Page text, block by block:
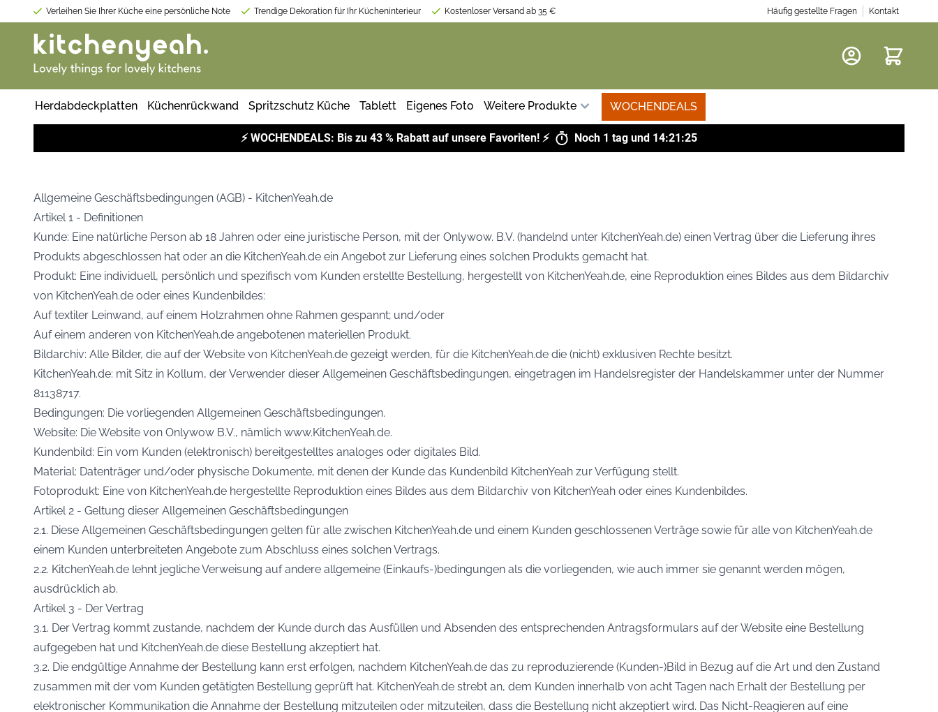
Verleihen Sie Ihrer Küche eine persönliche Note Trendige Dekoration für Ihr Kücheninterieur Kostenloser Versand ab 35 € Häufig gestellte Fragen Kontakt
Herdabdeckplatten Küchenrückwand Spritzschutz Küche Tablett Eigenes Foto Weitere Produkte WOCHENDEALS
⚡WOCHENDEALS: Bis zu 43 % Rabatt auf unsere Favoriten! ⚡ Noch 1 tag und 14:21:24
Allgemeine Geschäftsbedingungen (AGB) - KitchenYeah.de
Artikel 1 - Definitionen
Kunde: Eine natürliche Person ab 18 Jahren oder eine juristische Person, mit der Onlywow. B.V. (handelnd unter KitchenYeah.de) einen Vertrag über die Lieferung ihres
Produkts abgeschlossen hat oder an die KitchenYeah.de ein Angebot zur Lieferung eines solchen Produkts gemacht hat.
Produkt: Eine individuell, persönlich und spezifisch vom Kunden erstellte Bestellung, hergestellt von KitchenYeah.de, eine Reproduktion eines Bildes aus dem Bildarchiv
von KitchenYeah.de oder eines Kundenbildes:
Auf textiler Leinwand, auf einem Holzrahmen ohne Rahmen gespannt; und/oder
Auf einem anderen von KitchenYeah.de angebotenen materiellen Produkt.
Bildarchiv: Alle Bilder, die auf der Website von KitchenYeah.de gezeigt werden, für die KitchenYeah.de die (nicht) exklusiven Rechte besitzt.
KitchenYeah.de: mit Sitz in Kollum, der Verwender dieser Allgemeinen Geschäftsbedingungen, eingetragen im Handelsregister der Handelskammer unter der Nummer
81138717.
Bedingungen: Die vorliegenden Allgemeinen Geschäftsbedingungen.
Website: Die Website von Onlywow B.V., nämlich www.KitchenYeah.de.
Kundenbild: Ein vom Kunden (elektronisch) bereitgestelltes analoges oder digitales Bild.
Material: Datenträger und/oder physische Dokumente, mit denen der Kunde das Kundenbild KitchenYeah zur Verfügung stellt.
Fotoprodukt: Eine von KitchenYeah.de hergestellte Reproduktion eines Bildes aus dem Bildarchiv von KitchenYeah oder eines Kundenbildes.
Artikel 2 - Geltung dieser Allgemeinen Geschäftsbedingungen
2.1. Diese Allgemeinen Geschäftsbedingungen gelten für alle zwischen KitchenYeah.de und einem Kunden geschlossenen Verträge sowie für alle von KitchenYeah.de
einem Kunden unterbreiteten Angebote zum Abschluss eines solchen Vertrags.
2.2. KitchenYeah.de lehnt jegliche Verweisung auf andere allgemeine (Einkaufs-)bedingungen als die vorliegenden, wie auch immer sie genannt werden mögen,
ausdrücklich ab.
Artikel 3 - Der Vertrag
3.1. Der Vertrag kommt zustande, nachdem der Kunde durch das Ausfüllen und Absenden des entsprechenden Antragsformulars auf der Website eine Bestellung
aufgegeben hat und KitchenYeah.de diese Bestellung akzeptiert hat.
3.2. Die endgültige Annahme der Bestellung kann erst erfolgen, nachdem KitchenYeah.de das zu reproduzierende (Kunden-)Bild in Bezug auf die Art und den Zustand
zusammen mit der vom Kunden getätigten Bestellung geprüft hat. KitchenYeah.de strebt an, dem Kunden innerhalb von acht Tagen nach Erhalt der Bestellung per
elektronischer Kommunikation die Annahme der Bestellung mitzuteilen oder mitzuteilen, dass die Bestellung nicht akzeptiert wird. Das Nicht-Reagieren auf eine